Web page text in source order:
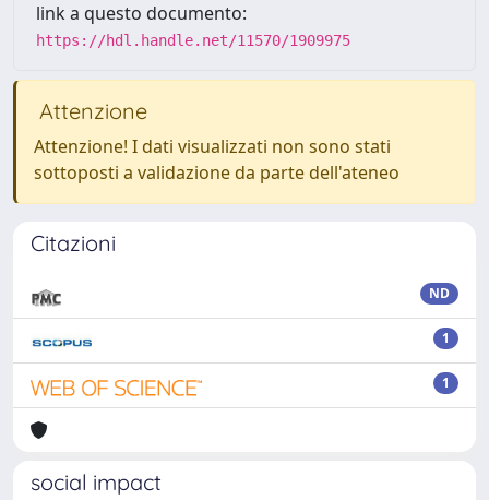
link a questo documento:
https://hdl.handle.net/11570/1909975
Attenzione
Attenzione! I dati visualizzati non sono stati
sottoposti a validazione da parte dell'ateneo
Citazioni
ND
1
1
social impact